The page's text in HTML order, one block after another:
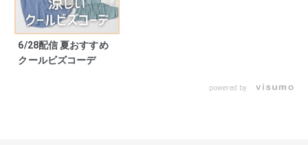
6/28配信 夏おすすめ
クールビズコーデ
powered by